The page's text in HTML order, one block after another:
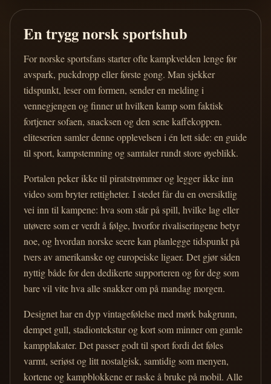
En trygg norsk sportshub
For norske sportsfans starter ofte kampkvelden lenge før
avspark, puckdropp eller første gong. Man sjekker
tidspunkt, leser om formen, sender en melding i
vennegjengen og finner ut hvilken kamp som faktisk
fortjener sofaen, snacksen og den sene kaffekoppen.
eliteserien samler denne opplevelsen i én lett side: en guide
til sport, kampstemning og samtaler rundt store øyeblikk.
Portalen peker ikke til piratstrømmer og legger ikke inn
video som bryter rettigheter. I stedet får du en oversiktlig
vei inn til kampene: hva som står på spill, hvilke lag eller
utøvere som er verdt å følge, hvorfor rivaliseringene betyr
noe, og hvordan norske seere kan planlegge tidspunkt på
tvers av amerikanske og europeiske ligaer. Det gjør siden
nyttig både for den dedikerte supporteren og for deg som
bare vil vite hva alle snakker om på mandag morgen.
Designet har en dyp vintagefølelse med mørk bakgrunn,
dempet gull, stadiontekstur og kort som minner om gamle
kampplakater. Det passer godt til sport fordi det føles
varmt, seriøst og litt nostalgisk, samtidig som menyen,
kortene og kampblokkene er raske å bruke på mobil. Alle